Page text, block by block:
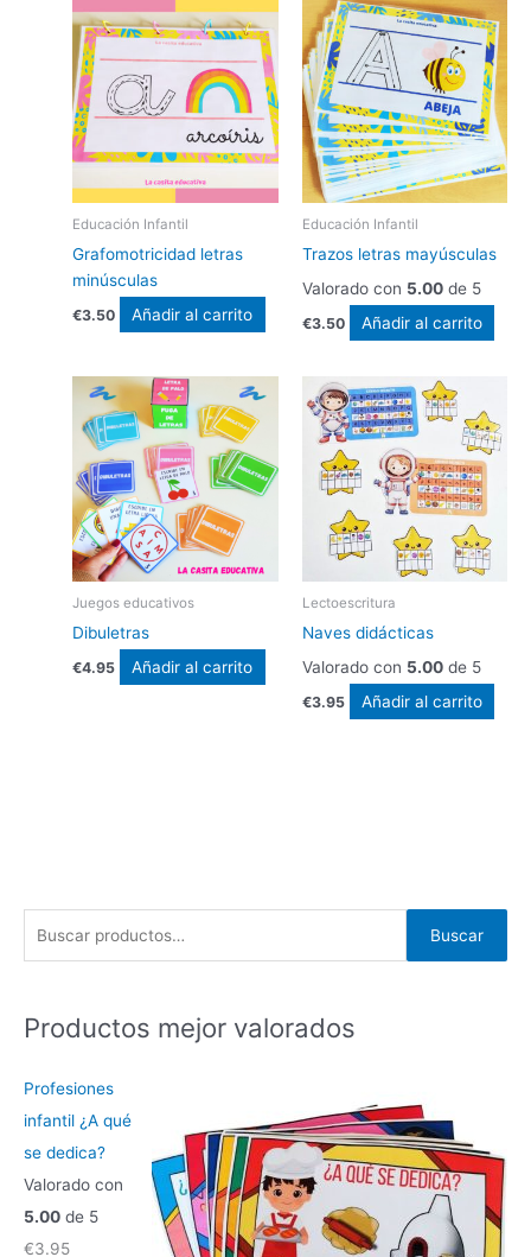
Educación Infantil
Grafomotricidad letras
minúsculas
€3.50 Añadir al carrito
Educación Infantil
Trazos letras mayúsculas
Valorado con 5.00de 5
€3.50 Añadir al carrito
Juegos educativos
Dibuletras
€4.95 Añadir al carrito
Lectoescritura
Naves didácticas
Valorado con 5.00de 5
€3.95 Añadir al carrito
c
r
p
o
r
:
Buscar
Productos mejor valorados
Profesiones
infantil ¿A qué
se dedica?
Valorado con
5.00 de 5
€3.95